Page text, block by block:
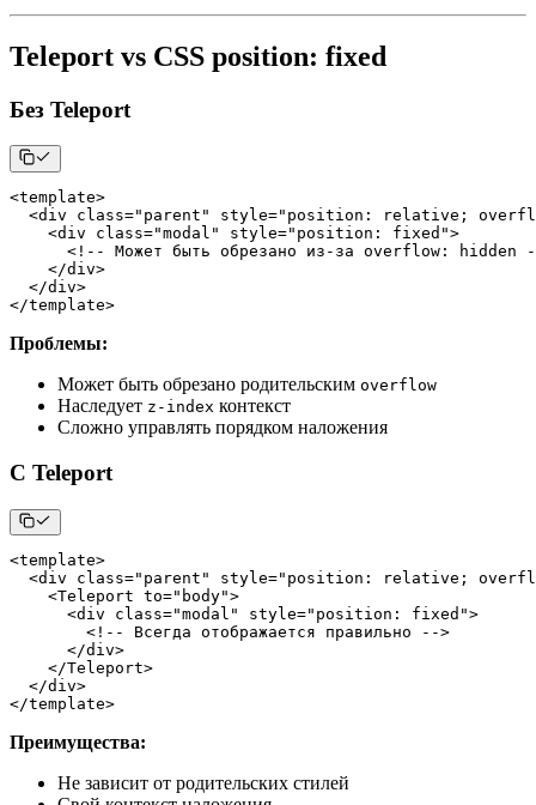
Teleport vs CSS position: fixed
Без Teleport
<template>
<div class="parent" style="position: relative;
<div class="modal" style="position: fixed">
< ! -- Может быть обрезано из - за overflow : hidden
</div>
</div>
</template>
Проблемы:
Может быть обрезано родительским overflow
Наследует z-index контекст
Сложно управлять порядком наложения
С Teleport
<template>
<div class="parent" style="position: relative;
<Teleport to="body">
<div class="modal" style="position: fixed">
< ! -- Всегда отображается правильно -->
</div>
</Teleport>
</div>
</template>
Преимущества:
Не зависит от родительских стилей